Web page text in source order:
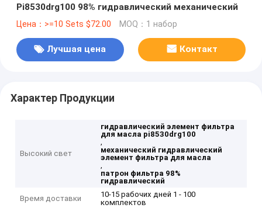
Pi8530drg100 98% гидравлический механический
Цена：>=10 Sets $72.00 MOQ：1 набор
Лучшая цена Контакт
Характер Продукции
Высокий свет
гидравлический элемент фильтра
для масла pi8530drg100
,
механический гидравлический
элемент фильтра для масла
,
патрон фильтра 98%
гидравлический
Время доставки
10-15 рабочих дней 1 - 100
комплектов